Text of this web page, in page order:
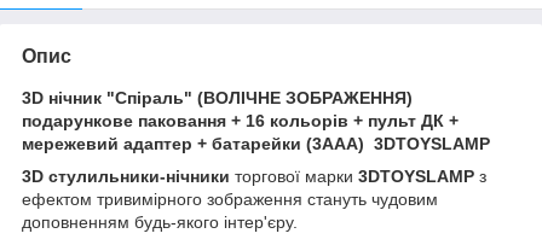
Опис
3D нічник "Спіраль" (ВОЛІЧНЕ ЗОБРАЖЕННЯ)
подарункове паковання + 16 кольорів + пульт ДК +
мережевий адаптер + батарейки (3ААА) 3DTOYSLAMP
3D стулильники-нічники торгової марки 3DTOYSLAMP з
ефектом тривимірного зображення стануть чудовим
доповненням будь-якого інтер'єру.